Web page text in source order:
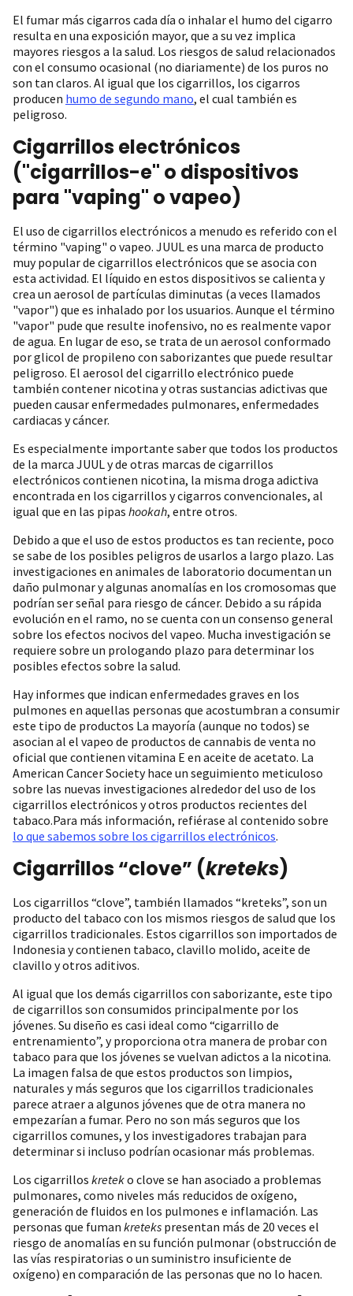
El fumar más cigarros cada día o inhalar el humo del cigarro
resulta en una exposición mayor, que a su vez implica
mayores riesgos a la salud. Los riesgos de salud relacionados
con el consumo ocasional (no diariamente) de los puros no
son tan claros. Al igual que los cigarrillos, los cigarros
producen humo de segundo mano, el cual también es
peligroso.
Cigarrillos electrónicos
("cigarrillos-e" o dispositivos
para "vaping" o vapeo)
El uso de cigarrillos electrónicos a menudo es referido con el
término "vaping" o vapeo. JUUL es una marca de producto
muy popular de cigarrillos electrónicos que se asocia con
esta actividad. El líquido en estos dispositivos se calienta y
crea un aerosol de partículas diminutas (a veces llamados
"vapor") que es inhalado por los usuarios. Aunque el término
"vapor" pude que resulte inofensivo, no es realmente vapor
de agua. En lugar de eso, se trata de un aerosol conformado
por glicol de propileno con saborizantes que puede resultar
peligroso. El aerosol del cigarrillo electrónico puede
también contener nicotina y otras sustancias adictivas que
pueden causar enfermedades pulmonares, enfermedades
cardiacas y cáncer.
Es especialmente importante saber que todos los productos
de la marca JUUL y de otras marcas de cigarrillos
electrónicos contienen nicotina, la misma droga adictiva
encontrada en los cigarrillos y cigarros convencionales, al
igual que en las pipas hookah, entre otros.
Debido a que el uso de estos productos es tan reciente, poco
se sabe de los posibles peligros de usarlos a largo plazo. Las
investigaciones en animales de laboratorio documentan un
daño pulmonar y algunas anomalías en los cromosomas que
podrían ser señal para riesgo de cáncer. Debido a su rápida
evolución en el ramo, no se cuenta con un consenso general
sobre los efectos nocivos del vapeo. Mucha investigación se
requiere sobre un prologando plazo para determinar los
posibles efectos sobre la salud.
Hay informes que indican enfermedades graves en los
pulmones en aquellas personas que acostumbran a consumir
este tipo de productos La mayoría (aunque no todos) se
asocian al el vapeo de productos de cannabis de venta no
oficial que contienen vitamina E en aceite de acetato. La
American Cancer Society hace un seguimiento meticuloso
sobre las nuevas investigaciones alrededor del uso de los
cigarrillos electrónicos y otros productos recientes del
tabaco.Para más información, refiérase al contenido sobre
lo que sabemos sobre los cigarrillos electrónicos.
Cigarrillos “clove” (kreteks)
Los cigarrillos “clove”, también llamados “kreteks”, son un
producto del tabaco con los mismos riesgos de salud que los
cigarrillos tradicionales. Estos cigarrillos son importados de
Indonesia y contienen tabaco, clavillo molido, aceite de
clavillo y otros aditivos.
Al igual que los demás cigarrillos con saborizante, este tipo
de cigarrillos son consumidos principalmente por los
jóvenes. Su diseño es casi ideal como “cigarrillo de
entrenamiento”, y proporciona otra manera de probar con
tabaco para que los jóvenes se vuelvan adictos a la nicotina.
La imagen falsa de que estos productos son limpios,
naturales y más seguros que los cigarrillos tradicionales
parece atraer a algunos jóvenes que de otra manera no
empezarían a fumar. Pero no son más seguros que los
cigarrillos comunes, y los investigadores trabajan para
determinar si incluso podrían ocasionar más problemas.
Los cigarrillos kreteko clove se han asociado a problemas
pulmonares, como niveles más reducidos de oxígeno,
generación de fluidos en los pulmones e inflamación. Las
personas que fuman kreteks presentan más de 20 veces el
riesgo de anomalías en su función pulmonar (obstrucción de
las vías respiratorias o un suministro insuficiente de
oxígeno) en comparación de las personas que no lo hacen.